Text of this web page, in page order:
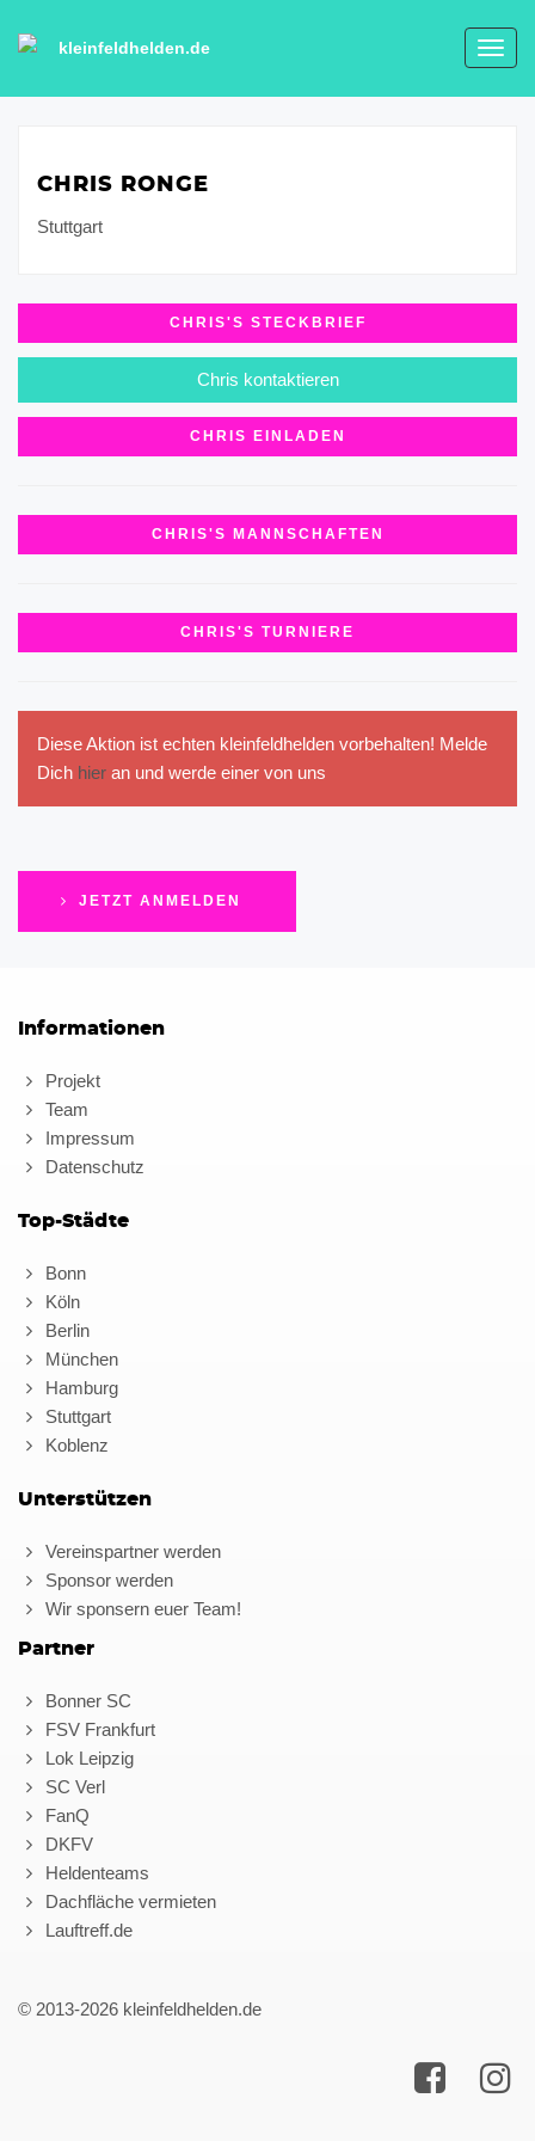
kleinfeldhelden.de
CHRIS RONGE
Stuttgart
CHRIS'S STECKBRIEF
Chris kontaktieren
CHRIS EINLADEN
CHRIS'S MANNSCHAFTEN
CHRIS'S TURNIERE
Diese Aktion ist echten kleinfeldhelden vorbehalten! Melde
Dich hier an und werde einer von uns
JETZT ANMELDEN
Informationen
Projekt
Team
Impressum
Datenschutz
Top-Städte
Bonn
Köln
Berlin
München
Hamburg
Stuttgart
Koblenz
Unterstützen
Vereinspartner werden
Sponsor werden
Wir sponsern euer Team!
Partner
Bonner SC
FSV Frankfurt
Lok Leipzig
SC Verl
FanQ
DKFV
Heldenteams
Dachfläche vermieten
Lauftreff.de
© 2013-2026 kleinfeldhelden.de